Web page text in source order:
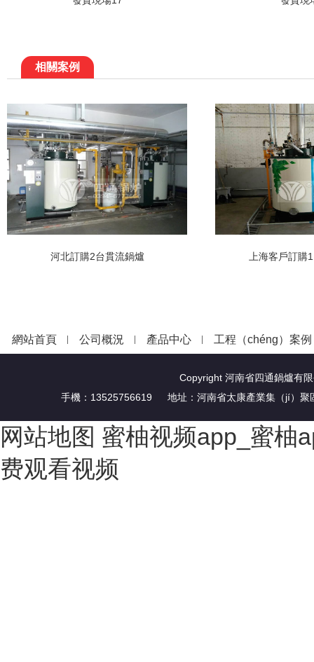
相關案例
河北訂購2台貫流鍋爐 上海客戶訂購
網站首頁 公司概況 產品中心 工程（chéng）案例
Copyright 河南省四通鍋爐
手機：13525756619 地址：河南省太康產業集（jí）
网站地图 蜜柚视频app_蜜柚
费观看视频